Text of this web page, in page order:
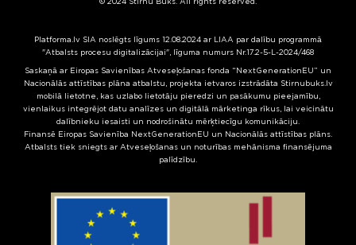
© 2024 Stirnu Buks. All rights reserved.
Platforma.lv SIA noslēgts līgums 12.08.2024 ar LIAA par dalību programmā
"Atbalsts procesu digitalizācijai", līguma numurs Nr.17.2-5-L-2024/468
Saskaņā ar Eiropas Savienības Atveseļošanas fonda “NextGenerationEU” un
Nacionālās attīstības plāna atbalstu, projekta ietvaros izstrādāta Stirnubuks.lv
mobilā lietotne, kas uzlabo lietotāju pieredzi un pasākumu pieejamību,
vienlaikus integrējot datu analīzes un digitālā mārketinga rīkus, lai veicinātu
dalībnieku iesaisti un nodrošinātu mērķtiecīgu komunikāciju.
Finansē Eiropas Savienība NextGenerationEU un Nacionālās attīstības plāns.
Atbalsts tiek sniegts ar Atveseļošanas un noturības mehānisma finansējuma
palīdzību.